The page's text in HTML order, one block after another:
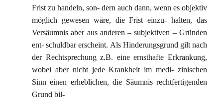
Frist zu handeln, son- dern auch dann, wenn es objektiv
möglich gewesen wäre, die Frist einzu- halten, das
Versäumnis aber aus anderen – subjektiven – Gründen
ent- schuldbar erscheint. Als Hinderungsgrund gilt nach
der Rechtsprechung z.B. eine ernsthafte Erkrankung,
wobei aber nicht jede Krankheit im medi- zinischen
Sinn einen erheblichen, die Säumnis rechtfertigenden
Grund bil-